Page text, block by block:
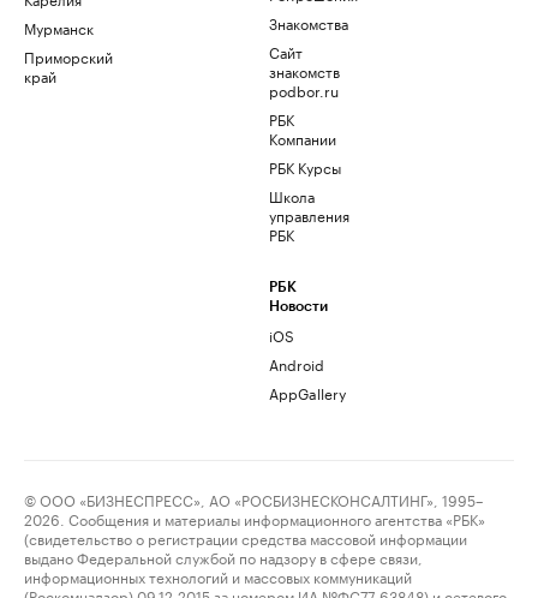
Мурманск
Приморский
край
Знакомства
Сайт
знакомств
podbor.ru
РБК
Компании
РБК Курсы
Школа
управления
РБК
РБК
Новости
iOS
Android
AppGallery
© ООО «БИЗНЕСПРЕСС», АО «РОСБИЗНЕСКОНСАЛТИНГ», 1995–
2026. Сообщения и материалы информационного агентства «РБК»
(свидетельство о регистрации средства массовой информации
выдано Федеральной службой по надзору в сфере связи,
информационных технологий и массовых коммуникаций